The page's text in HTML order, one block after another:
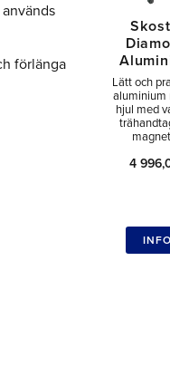
förlänga
Lätt och
aluminium
hjul med
4
INFO